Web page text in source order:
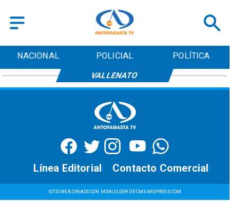
NACIONAL POLICIAL POLÍTICA
VALLENATO
SITIO WEB CREADO CON MSBUILDER DE CMS-MSPRESS.COM
Contacto Comercial
Línea Editorial